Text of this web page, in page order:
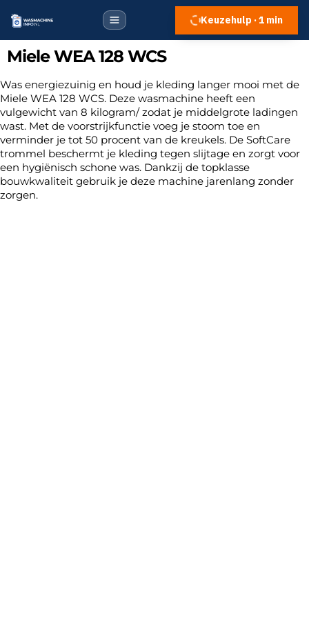
Keuzehulp · 1 min
Miele WEA 128 WCS
Was energiezuinig en houd je kleding langer mooi met de
Miele WEA 128 WCS. Deze wasmachine heeft een
vulgewicht van 8 kilogram/ zodat je middelgrote ladingen
wast. Met de voorstrijkfunctie voeg je stoom toe en
verminder je tot 50 procent van de kreukels. De SoftCare
trommel beschermt je kleding tegen slijtage en zorgt voor
een hygiënisch schone was. Dankzij de topklasse
bouwkwaliteit gebruik je deze machine jarenlang zonder
zorgen.